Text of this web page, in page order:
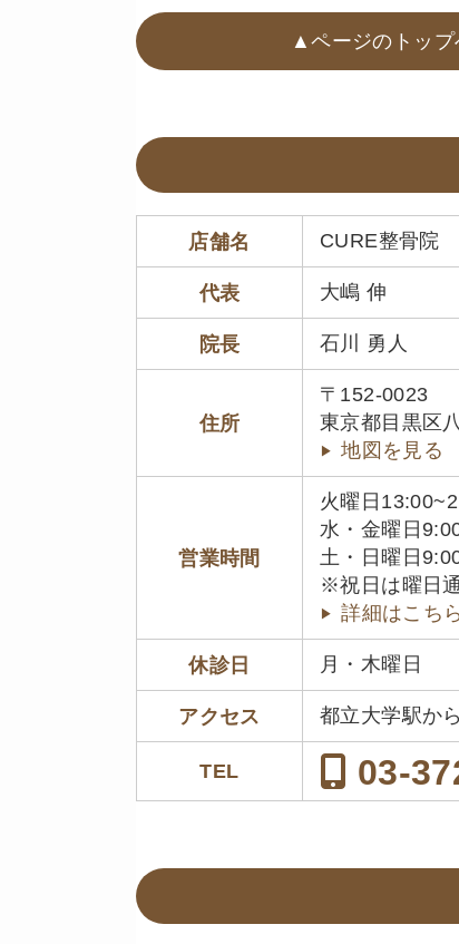
▲ページのトップ
店舗名 CURE整骨院
代表 大嶋 伸
院長 石川 勇人
住所
〒152-0023
東京都目黒区
地図を見る
営業時間
火曜日
水・金曜日
土・日曜日
※祝日は曜日
詳細はこちら
休診日 月・木曜日
アクセス 都立大学駅か
TEL 03-